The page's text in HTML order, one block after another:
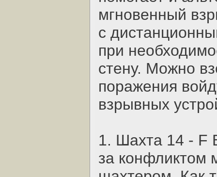
мгновенный
с
при
стену. Можно
поражения
взрывных
1. Шахта 14 - F
за конфликтом